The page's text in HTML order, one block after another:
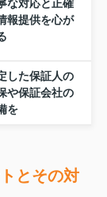
な対応と正確
報提供を心が
した保証人の
や保証会社の
を
とその対